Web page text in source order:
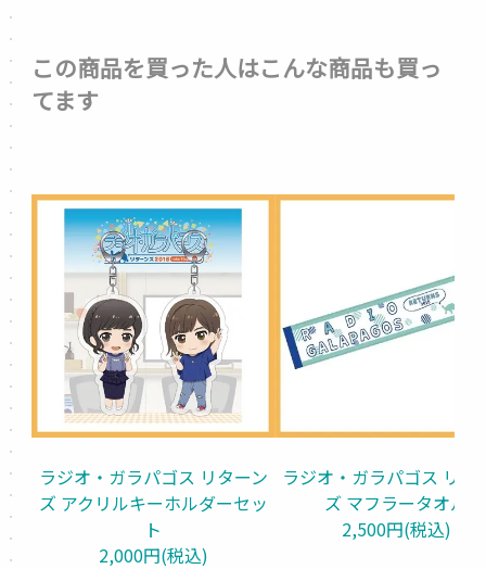
この商品を買った人はこんな商品も買っ
てます
ラジオ・ガラパゴス リターン
ズ アクリルキーホルダーセッ
ト
2,000円(税込)
ラジオ・ガラパゴス リタ
ズ マフラータオル
2,500円(税込)